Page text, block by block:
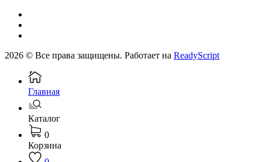
2026 © Все права защищены. Работает на ReadyScript
Главная
Каталог
0
Корзина